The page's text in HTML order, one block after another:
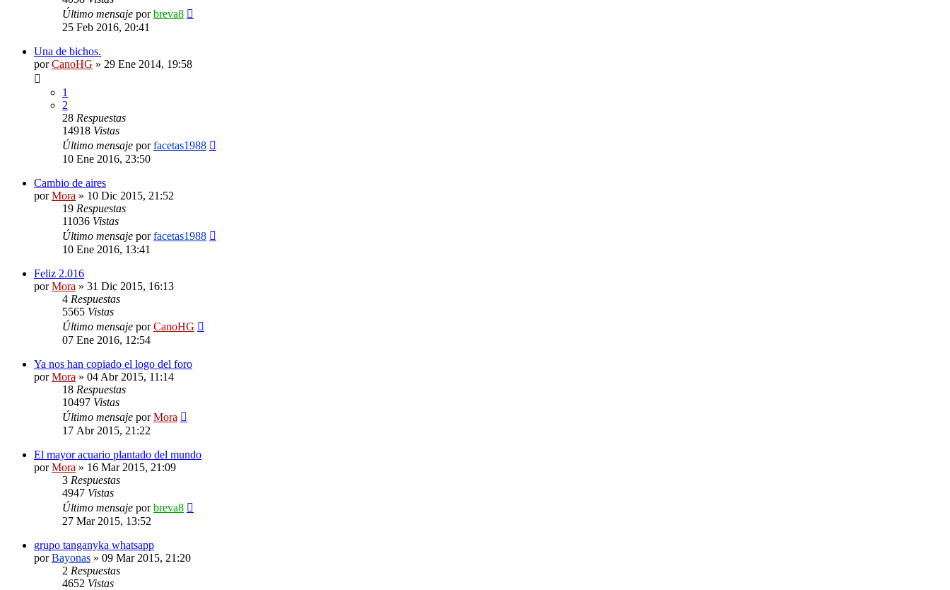
Último mensaje porbreva8
25 Feb 2016, 20:41
Una de bichos.
porCanoHG » 29 Ene 2014, 19:58
1
2
28 Respuestas
14918 Vistas
Último mensaje porfacetas1988
10 Ene 2016, 23:50
Cambio de aires
porMora » 10 Dic 2015, 21:52
19 Respuestas
11036 Vistas
Último mensaje porfacetas1988
10 Ene 2016, 13:41
Feliz 2.016
porMora » 31 Dic 2015, 16:13
4 Respuestas
5565 Vistas
Último mensaje porCanoHG
07 Ene 2016, 12:54
Ya nos han copiado el logo del foro
porMora » 04 Abr 2015, 11:14
18 Respuestas
10497 Vistas
Último mensaje porMora
17 Abr 2015, 21:22
El mayor acuario plantado del mundo
porMora » 16 Mar 2015, 21:09
3 Respuestas
4947 Vistas
Último mensaje porbreva8
27 Mar 2015, 13:52
grupo tanganyka whatsapp
porBayonas » 09 Mar 2015, 21:20
2 Respuestas
4652 Vistas